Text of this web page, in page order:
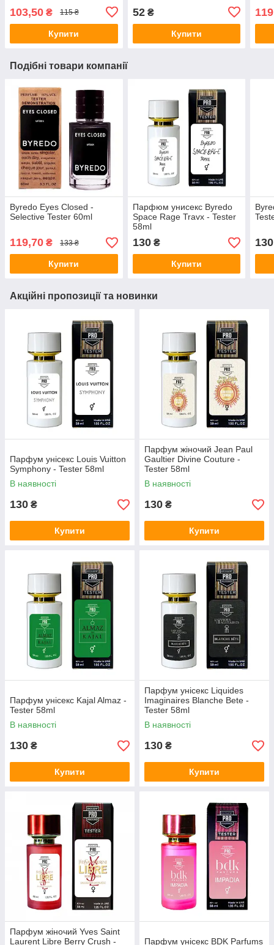
103,50 ₴ 115 ₴
Купити
52₴
Купити
Подібні товари компанії
Byredo Eyes Closed -
Selective Tester 60ml
119,70 ₴ 133 ₴
Купити
Парфюм унисекс Byredo
Space Rage Travx - Tester
58ml
130₴
Купити
130
Акційні пропозиції та новинки
Парфум унісекс Louis Vuitton
Symphony - Tester 58ml
В наявності
130 ₴
Купити
Парфум жіночий Jean Paul
Gaultier Divine Couture -
Tester 58ml
В наявності
130 ₴
Купити
Парфум унісекс Kajal Almaz -
Tester 58ml
В наявності
130 ₴
Купити
Парфум унісекс Liquides
Imaginaires Blanche Bete -
Tester 58ml
В наявності
130 ₴
Купити
Парфум жіночий Yves Saint
Laurent Libre Berry Crush -
Парфум унісекс BDK Parfums